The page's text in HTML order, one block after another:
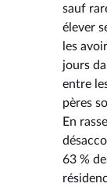
sauf
élever
les
jours
entre
pères
En
63 %